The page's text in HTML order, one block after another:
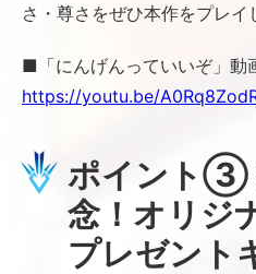
さ・尊さをぜひ本作をプレイ
■「にんげんっていいぞ」動
https://youtu.be/
ポイント③
念！オリジ
プレゼント